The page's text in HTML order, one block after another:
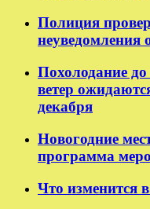
Полиция
неуведомления
Похолодание
ветер
декабря
Новогодние
программа
Что изменится